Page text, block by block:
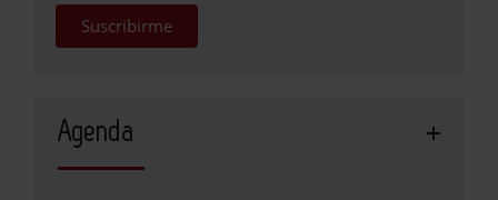
Suscribirme
Agenda